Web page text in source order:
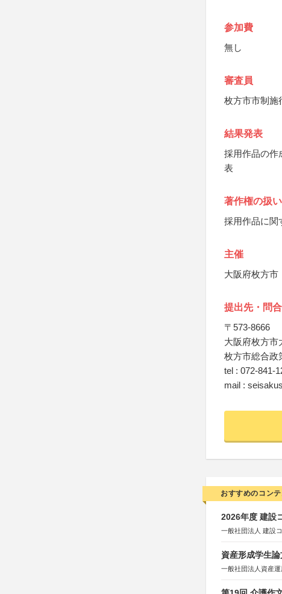
参加費
無し
審査員
枚方市市制施
結果発表
採用作品の作
表
著作権の扱い
採用作品に関
主催
大阪府枚方市
提出先・問
〒573-8666
大阪府枚方市
枚方市総合政
tel : 072-841-
mail :
おすすめのコンテ
2026年度 建設
一般社団法人 建設
資産形成学生
一般社団法人資産